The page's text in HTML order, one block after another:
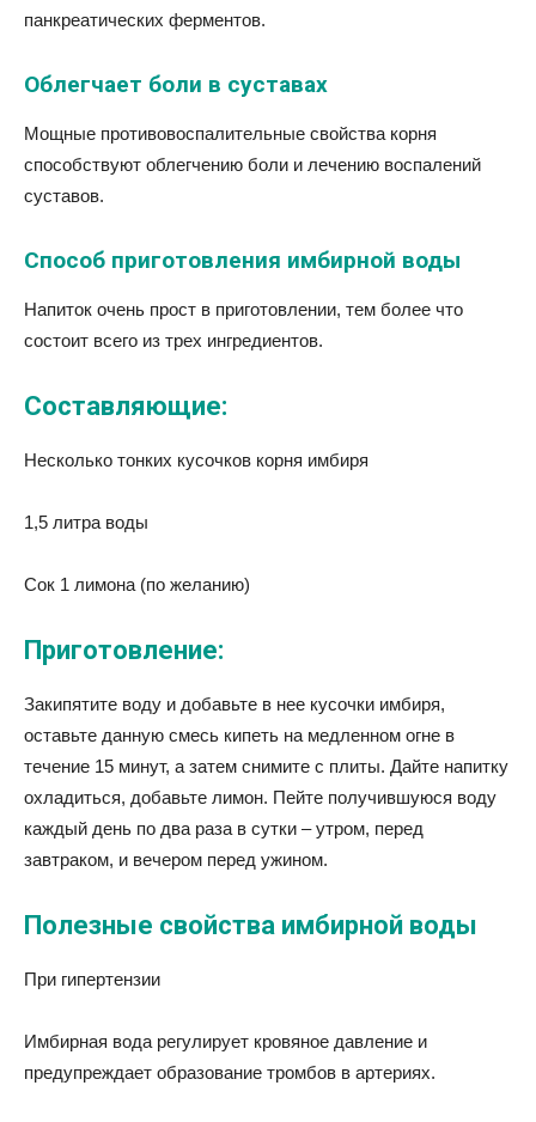
панкреатических ферментов.
Облегчает боли в суставах
Мощные противовоспалительные свойства корня
способствуют облегчению боли и лечению воспалений
суставов.
Способ приготовления имбирной воды
Напиток очень прост в приготовлении, тем более что
состоит всего из трех ингредиентов.
Составляющие:
Несколько тонких кусочков корня имбиря
1,5 литра воды
Сок 1 лимона (по желанию)
Приготовление:
Закипятите воду и добавьте в нее кусочки имбиря,
оставьте данную смесь кипеть на медленном огне в
течение 15 минут, а затем снимите с плиты. Дайте напитку
охладиться, добавьте лимон. Пейте получившуюся воду
каждый день по два раза в сутки – утром, перед
завтраком, и вечером перед ужином.
Полезные свойства имбирной воды
При гипертензии
Имбирная вода регулирует кровяное давление и
предупреждает образование тромбов в артериях.